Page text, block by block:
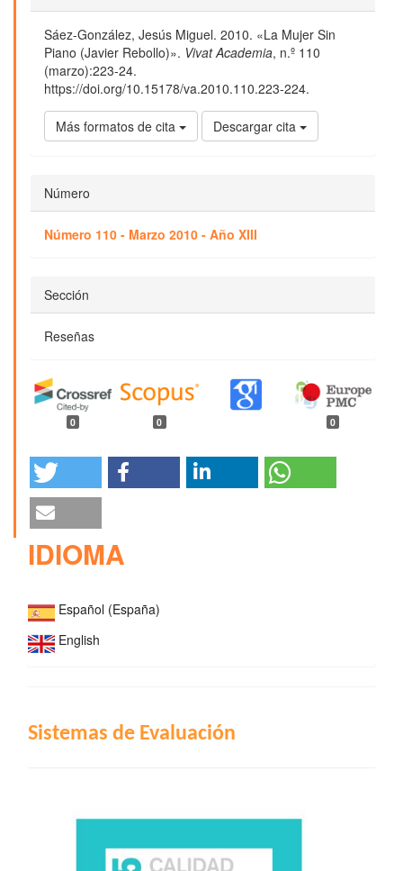
del
artículo
Sáez-González, Jesús Miguel. 2010. «La Mujer Sin
Piano (Javier Rebollo)». Vivat Academia, n.º 110
(marzo):223-24.
https://doi.org/10.15178/va.2010.110.223-224.
Más formatos de cita Descargar cita
Número
Número 110 - Marzo 2010 - Año XIII
Sección
Reseñas
0 0 0
IDIOMA
Español (España)
English
INDIZACIÓN
Sistemas de Evaluación